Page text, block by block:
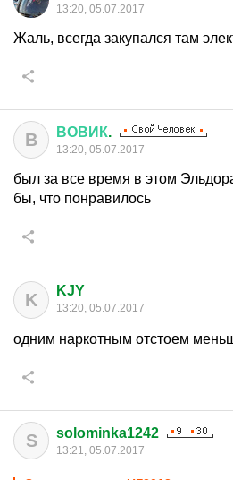
13:20, 05.07.2017
Жаль, всегда закупался там
В ВОВИК.
13:20, 05.07.2017
был за все время в этом
бы, что понравилось
K KJY
13:20, 05.07.2017
одним наркотным отстоем
S solominka1242
13:21, 05.07.2017